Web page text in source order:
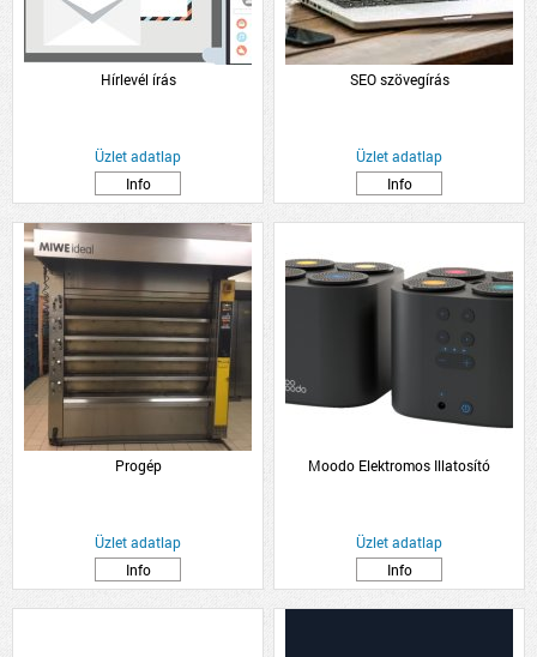
Hírlevél írás
Üzlet adatlap
Info
SEO szövegírás
Üzlet adatlap
Info
Progép
Üzlet adatlap
Info
Moodo Elektromos Illatosító
Üzlet adatlap
Info